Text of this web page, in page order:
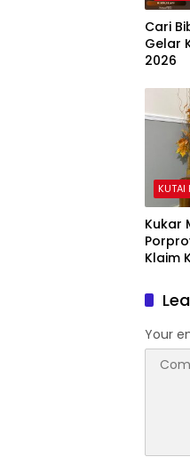
Cari
Gelar
2026
KUTAI
Kukar
Klaim
Your